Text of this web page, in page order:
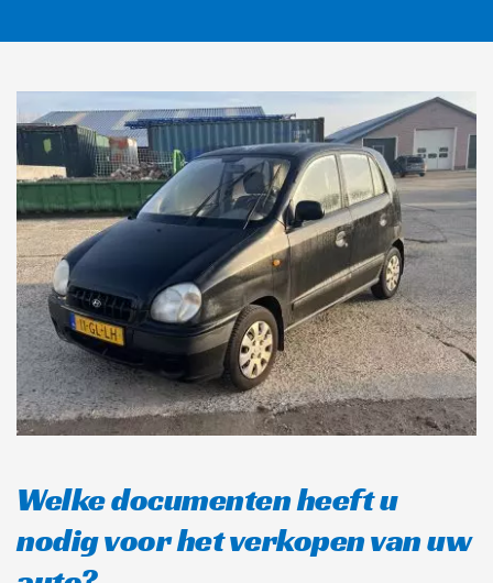
Welke documenten heeft u
nodig voor het verkopen van uw